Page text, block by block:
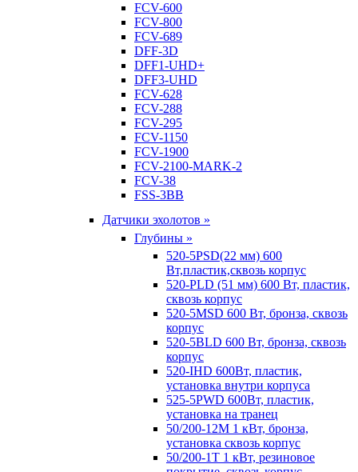
FCV-600
FCV-800
FCV-689
DFF-3D
DFF1-UHD+
DFF3-UHD
FCV-628
FCV-288
FCV-295
FCV-1150
FCV-1900
FCV-2100-MARK-2
FCV-38
FSS-3BB
Датчики эхолотов »
Глубины »
520-5PSD(22 мм) 600
Вт,пластик,сквозь корпус
520-PLD (51 мм) 600 Вт, пластик,
сквозь корпус
520-5MSD 600 Вт, бронза, сквозь
корпус
520-5BLD 600 Вт, бронза, сквозь
корпус
520-IHD 600Вт, пластик,
установка внутри корпуса
525-5PWD 600Вт, пластик,
установка на транец
50/200-12M 1 кВт, бронза,
установка сквозь корпус
50/200-1T 1 кВт, резиновое